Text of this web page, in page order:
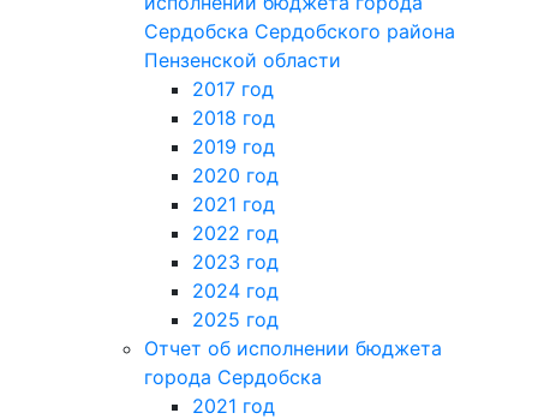
Сердобска Сердобского района
Пензенской области
2017 год
2018 год
2019 год
2020 год
2021 год
2022 год
2023 год
2024 год
2025 год
Отчет об исполнении бюджета
города Сердобска
2021 год